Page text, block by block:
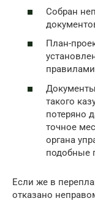
Собран
План-
такого
потеряно
точное
органа
подобные
Если же в
отказано